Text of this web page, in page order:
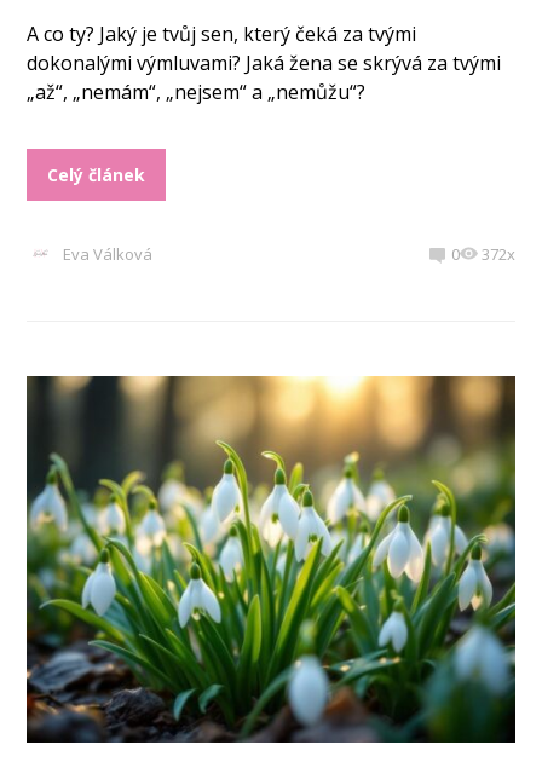
A co ty? Jaký je tvůj sen, který čeká za tvými
dokonalými výmluvami? Jaká žena se skrývá za tvými
„až“, „nemám“, „nejsem“ a „nemůžu“?
Celý článek
Eva Válková 0 372x